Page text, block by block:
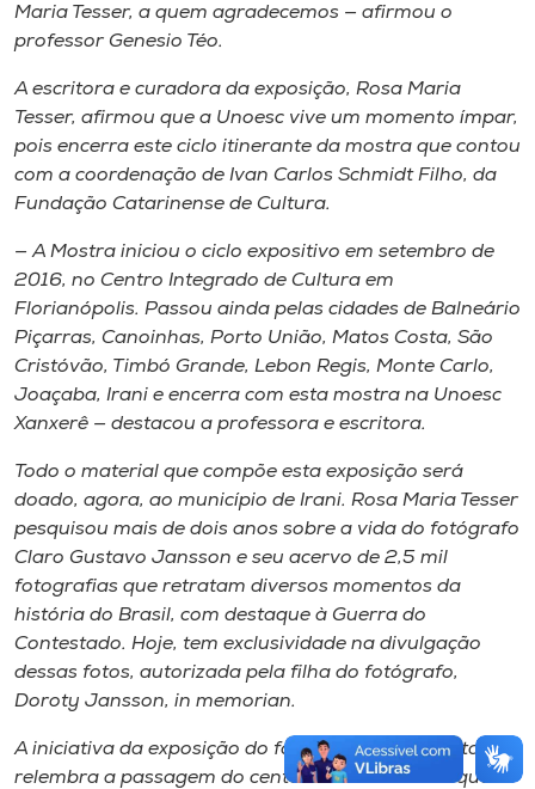
Maria Tesser, a quem agradecemos — afirmou o
professor Genesio Téo.
A escritora e curadora da exposição, Rosa Maria
Tesser, afirmou que a Unoesc vive um momento ímpar,
pois encerra este ciclo itinerante da mostra que contou
com a coordenação de Ivan Carlos Schmidt Filho, da
Fundação Catarinense de Cultura.
— A Mostra iniciou o ciclo expositivo em setembro de
2016, no Centro Integrado de Cultura em
Florianópolis. Passou ainda pelas cidades de Balneário
Piçarras, Canoinhas, Porto União, Matos Costa, São
Cristóvão, Timbó Grande, Lebon Regis, Monte Carlo,
Joaçaba, Irani e encerra com esta mostra na Unoesc
Xanxerê — destacou a professora e escritora.
Todo o material que compõe esta exposição será
doado, agora, ao município de Irani. Rosa Maria Tesser
pesquisou mais de dois anos sobre a vida do fotógrafo
Claro Gustavo Jansson e seu acervo de 2,5 mil
fotografias que retratam diversos momentos da
história do Brasil, com destaque à Guerra do
Contestado. Hoje, tem exclusividade na divulgação
dessas fotos, autorizada pela filha do fotógrafo,
Doroty Jansson, in memorian.
A iniciativa da exposição do fotógrafo do Contestado
relembra a passagem do centenário do conflito que